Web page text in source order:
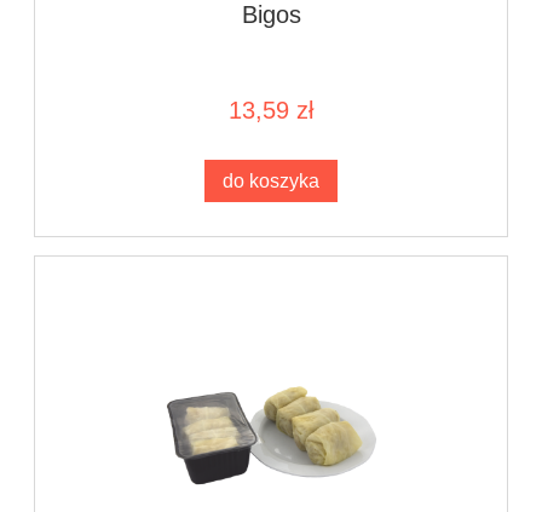
Bigos
13,59 zł
do koszyka